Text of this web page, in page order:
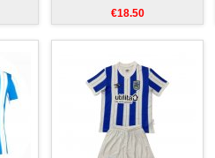
€18.50